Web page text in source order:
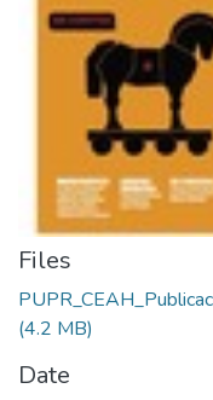
Files
(4.2 MB)
Date